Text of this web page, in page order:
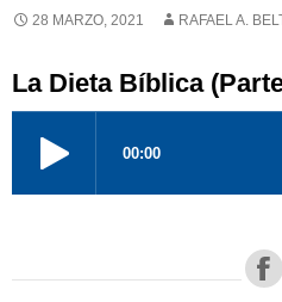
28 MARZO, 2021 RAFAEL A.
La Dieta Bíblica